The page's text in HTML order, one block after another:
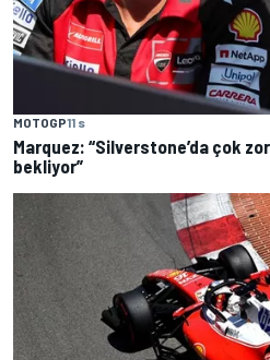
MOTOGP11 s
Marquez: “Silverstone’da çok
bekliyor”